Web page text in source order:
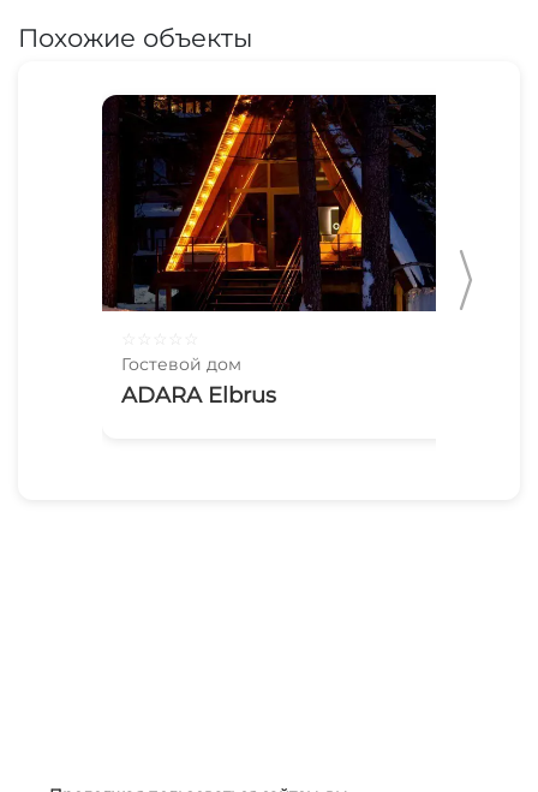
Похожие объекты
Гостевой дом
ADARA Elbrus